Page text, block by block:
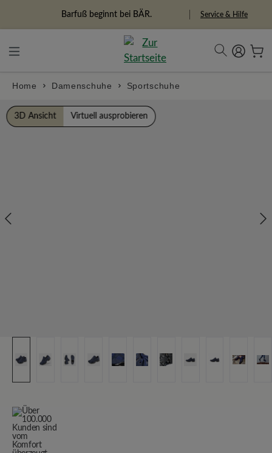
Freiheitspioniere Service & Hilfe
Home Damenschuhe Sportschuhe
Bildergalerie überspringen
3D Ansicht Virtuell ausprobieren